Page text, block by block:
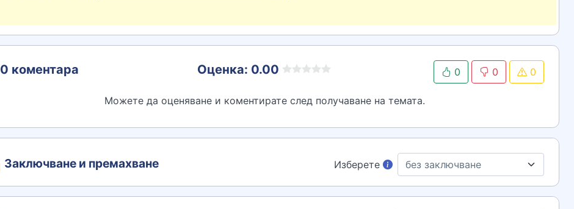
0 коментара Оценка: 0.00 0 0 0
Можете да оценяване и коментирате след получаване на темата.
Заключване и премахване Изберете